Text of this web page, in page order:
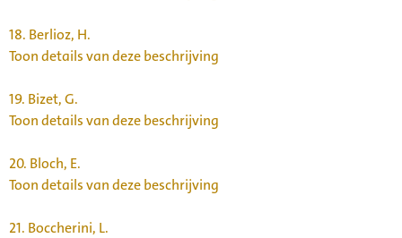
18. Berlioz, H.
Toon details van deze beschrijving
19. Bizet, G.
Toon details van deze beschrijving
20. Bloch, E.
Toon details van deze beschrijving
21. Boccherini, L.